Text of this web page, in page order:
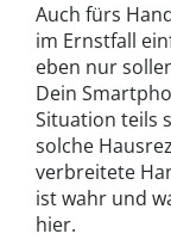
Auch fürs
im Ernstfall
eben nur
Dein
Situation teils
solche
verbreitete
ist wahr und
hier.